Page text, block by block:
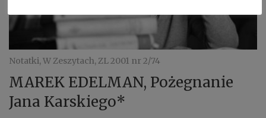
Notatki, W Zeszytach, ZL 2001 nr 2/74
MAREK EDELMAN, Pożegnanie
Jana Karskiego*